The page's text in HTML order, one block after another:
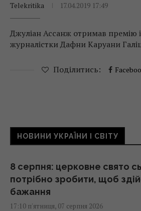
Telekritika
17.04.2019 17:49
Джуліан Ассанж отримав премію
журналістки Дафни Каруани
Поділитись:
НОВИНИ УКРАЇНИ І СВІТУ
8 серпня: церковне свято
потрібно зробити, щоб
бажання
17:10 п'ятниця, 07 серпня 2026